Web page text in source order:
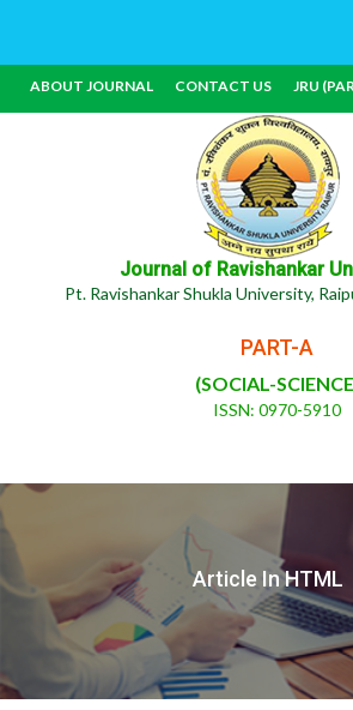
ABOUT JOURNAL CONTACT US JRU
Journal of Ravishankar
Pt. Ravishankar Shukla University,
PART-A
(SOCIAL-
ISSN: 0970-5910
Article In HTML